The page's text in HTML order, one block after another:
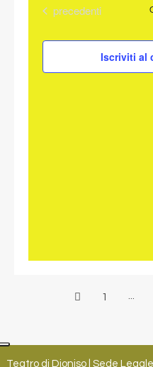
data.
Eventi
precedenti
Iscriviti al
1 ...
Teatro di Dioniso | Sede